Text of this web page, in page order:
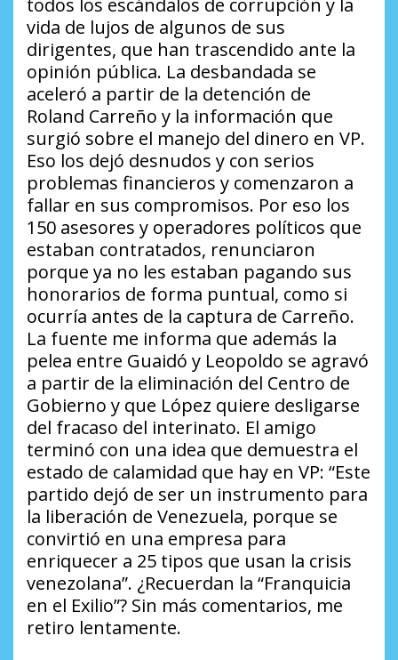
todos los escándalos de corrupción y la
vida de lujos de algunos de sus
dirigentes, que han trascendido ante la
opinión pública. La desbandada se
aceleró a partir de la detención de
Roland Carreño y la información que
surgió sobre el manejo del dinero en VP.
Eso los dejó desnudos y con serios
problemas financieros y comenzaron a
fallar en sus compromisos. Por eso los
150 asesores y operadores políticos que
estaban contratados, renunciaron
porque ya no les estaban pagando sus
honorarios de forma puntual, como si
ocurría antes de la captura de Carreño.
La fuente me informa que además la
pelea entre Guaidó y Leopoldo se agravó
a partir de la eliminación del Centro de
Gobierno y que López quiere desligarse
del fracaso del interinato. El amigo
terminó con una idea que demuestra el
estado de calamidad que hay en VP: “Este
partido dejó de ser un instrumento para
la liberación de Venezuela, porque se
convirtió en una empresa para
enriquecer a 25 tipos que usan la crisis
venezolana”. ¿Recuerdan la “Franquicia
en el Exilio”? Sin más comentarios, me
retiro lentamente.